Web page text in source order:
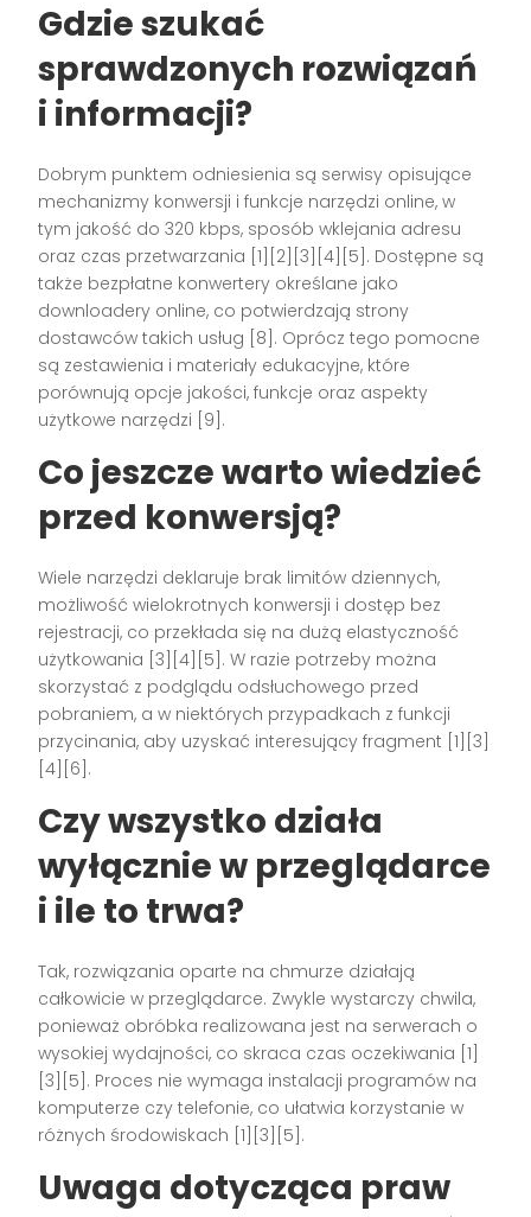
Gdzie szukać
sprawdzonych rozwiązań
i informacji?
Dobrym punktem odniesienia są serwisy opisujące
mechanizmy konwersji i funkcje narzędzi online, w
tym jakość do 320 kbps, sposób wklejania adresu
oraz czas przetwarzania [1][2][3][4][5]. Dostępne są
także bezpłatne konwertery określane jako
downloadery online, co potwierdzają strony
dostawców takich usług [8]. Oprócz tego pomocne
są zestawienia i materiały edukacyjne, które
porównują opcje jakości, funkcje oraz aspekty
użytkowe narzędzi [9].
Co jeszcze warto wiedzieć
przed konwersją?
Wiele narzędzi deklaruje brak limitów dziennych,
możliwość wielokrotnych konwersji i dostęp bez
rejestracji, co przekłada się na dużą elastyczność
użytkowania [3][4][5]. W razie potrzeby można
skorzystać z podglądu odsłuchowego przed
pobraniem, a w niektórych przypadkach z funkcji
przycinania, aby uzyskać interesujący fragment [1][3]
[4][6].
Czy wszystko działa
wyłącznie w przeglądarce
i ile to trwa?
Tak, rozwiązania oparte na chmurze działają
całkowicie w przeglądarce. Zwykle wystarczy chwila,
ponieważ obróbka realizowana jest na serwerach o
wysokiej wydajności, co skraca czas oczekiwania [1]
[3][5]. Proces nie wymaga instalacji programów na
komputerze czy telefonie, co ułatwia korzystanie w
różnych środowiskach [1][3][5].
Uwaga dotycząca praw